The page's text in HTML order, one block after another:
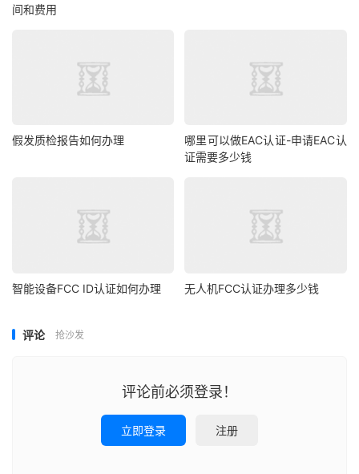
间和费用
假发质检报告如何办理
哪里可以做EAC认证-申请EAC认
证需要多少钱
智能设备FCC ID认证如何办理 无人机FCC认证办理多少钱
评论 抢沙发
评论前必须登录！
立即登录 注册